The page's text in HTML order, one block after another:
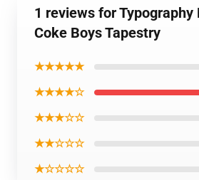
1 reviews for Typography
Coke Boys Tapestry
★★★★★
★★★★☆
★★★☆☆
★★☆☆☆
★☆☆☆☆